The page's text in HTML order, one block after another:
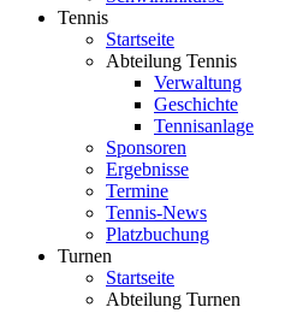
Tennis
Startseite
Abteilung Tennis
Verwaltung
Geschichte
Tennisanlage
Sponsoren
Ergebnisse
Termine
Tennis-News
Platzbuchung
Turnen
Startseite
Abteilung Turnen